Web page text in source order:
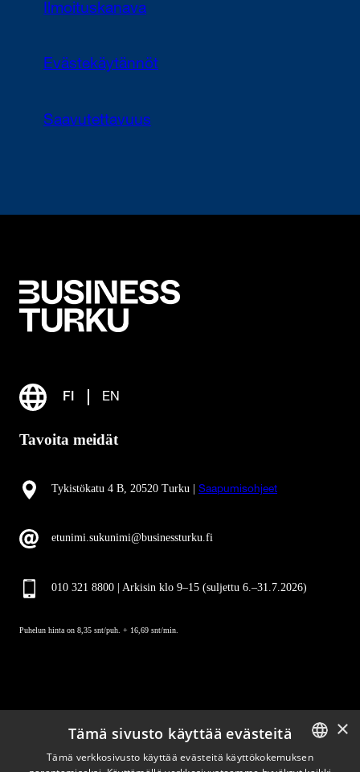
Ilmoituskanava
Evästekäytännöt
Saavutettavuus
FI EN
Tavoita meidät
Tykistökatu 4 B, 20520 Turku | Saapumisohjeet
etunimi.sukunimi@businessturku.fi
010 321 8800 | Arkisin klo 9–15 (suljettu 6.–31.7.2026)
Puhelun hinta on 8,35 snt/puh. + 16,69 snt/min.
Pysy ajan tasalla
×
Tämä sivusto käyttää evästeitä
Tämä verkkosivusto käyttää evästeitä käyttökokemuksen